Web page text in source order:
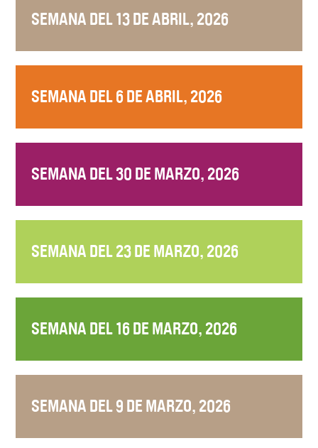
SEMANA DEL 13 DE ABRIL, 2026
SEMANA DEL 6 DE ABRIL, 2026
SEMANA DEL 30 DE MARZO, 2026
SEMANA DEL 23 DE MARZO, 2026
SEMANA DEL 16 DE MARZO, 2026
SEMANA DEL 9 DE MARZO, 2026